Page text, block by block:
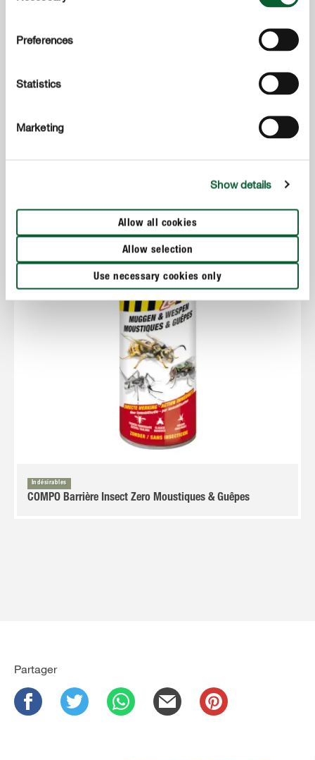
Preferences
Statistics
Marketing
Show details
Allow all cookies
Allow selection
Use necessary cookies only
Indésirables
COMPO Barrière Insect Green Attractif Guêpes & Mouches
Indésirables
COMPO Barrière Insect Zero Moustiques & Guêpes
Partager